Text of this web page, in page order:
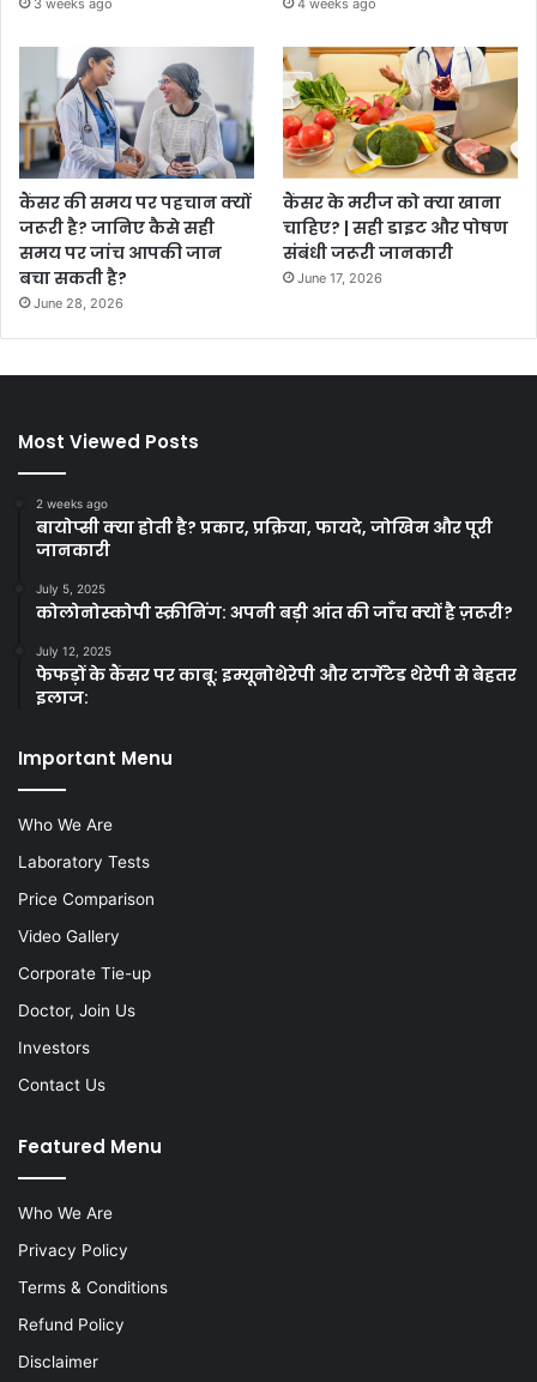
कैंसर की समय पर पहचान क्यों
जरूरी है? जानिए कैसे सही
समय पर जांच आपकी जान
बचा सकती है?
June 28, 2026
कैंसर के मरीज को क्या खाना
चाहिए? | सही डाइट और पोषण
संबंधी जरूरी जानकारी
June 17, 2026
Most Viewed Posts
2 weeks ago
बायोप्सी क्या होती है? प्रकार, प्रक्रिया, फायदे, जोखिम और पूरी
जानकारी
July 5, 2025
कोलोनोस्कोपी स्क्रीनिंग: अपनी बड़ी आंत की जाँच क्यों है ज़रूरी?
July 12, 2025
फेफड़ों के कैंसर पर काबू: इम्यूनोथेरेपी और टार्गेटेड थेरेपी से बेहतर
इलाज:
Important Menu
Who We Are
Laboratory Tests
Price Comparison
Video Gallery
Corporate Tie-up
Doctor, Join Us
Investors
Contact Us
Featured Menu
Who We Are
Privacy Policy
Terms & Conditions
Refund Policy
Disclaimer